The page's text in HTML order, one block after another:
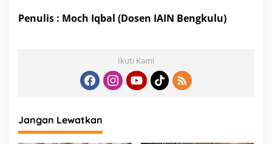
Penulis : Moch Iqbal (Dosen IAIN Bengkulu)
Ikuti Kami
Jangan Lewatkan